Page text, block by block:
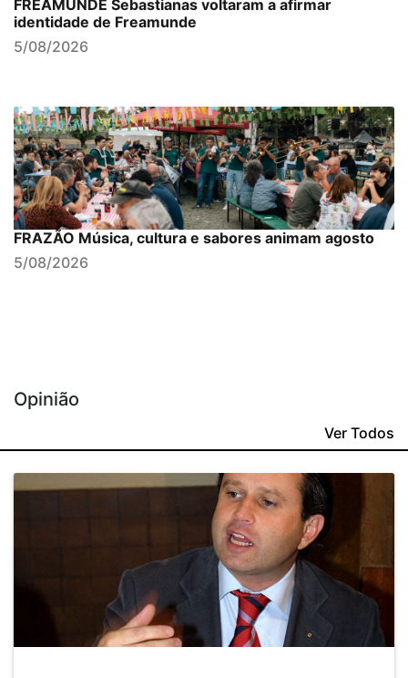
FREAMUNDE Sebastianas voltaram a afirmar
identidade de Freamunde
5/08/2026
FRAZÃO Música, cultura e sabores animam agosto
5/08/2026
Opinião
Ver Todos